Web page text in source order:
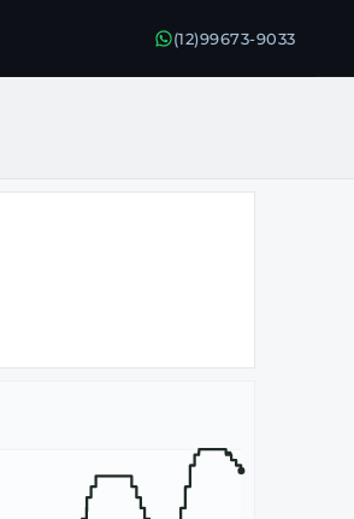
(12)99673-9033